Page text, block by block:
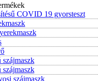
COVID 19 gyorsteszt
szájmaszk